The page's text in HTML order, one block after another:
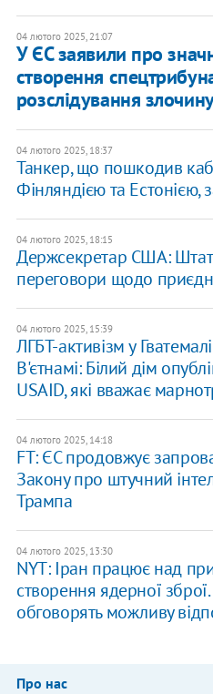
04 лютого 2025, 21:07
У ЄС заявили про
створення
розслідування
04 лютого 2025, 18:37
Танкер, що пошкодив
Фінляндією та
04 лютого 2025, 18:15
Держсекретар США:
переговори щодо
04 лютого 2025, 15:39
ЛГБТ-активізм у
В'єтнамі: Білий дім
USAID, які вважає
04 лютого 2025, 14:18
FT: ЄС продовжує
Закону про штучний
Трампа
04 лютого 2025, 13:30
NYT: Іран працює над
створення ядерної
обговорять можливу
Про нас